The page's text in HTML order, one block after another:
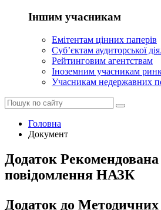
Іншим учасникам
Емітентам цінних паперів
Суб’єктам аудиторської
Рейтинговим агентствам
Іноземним учасникам
Учасникам недержавних
Головна
Документ
Додаток
повідомлення НАЗК
Додаток до